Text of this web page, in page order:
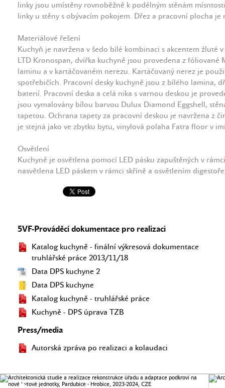
linky jsou umístěny rovnoběžně k podélným stěnám
linky u stěny s obývacím pokojem. Dřez a pracovní plocha je
Materiálové řešení
Kuchyň je navržena v šedo bílé kombinaci s akcentem
LTD Kronospan, dvířka kuchyně jsou provedena z fóliované
laminu a v kartáčovaném nerezu. Kartáčovaný nerez je
spotřebičích. Pracovní desky kuchyně jsou z bílého lamina,
baterií. Pracovní deska a celá nika s varnou deskou je
jsou vymalovány bílou barvou Dulux Diamond Eggshell,
tapetou. Ochrana tapety za pracovní deskou je navržena z
je stejná jako ve zbytku bytu, vinylová polaha Fatra floor v
Osvětlení
Kuchyně je osvětlena pomocí LED pásku zapuštěných v
nasvětlena LED páskem v rámci skříně a osvětlením
5VF-Prováděcí dokumentace pro realizaci
Katalog kuchyně - finální výkresová dokumentace
truhlářské práce 2013/11/18
Data DPS kuchyne 2
Data DPS kuchyne
Katalog kuchyně - truhlářské práce
Kuchyně - DPS úprava TZB
Press/media
Autorská zpráva po realizaci a kolaudaci